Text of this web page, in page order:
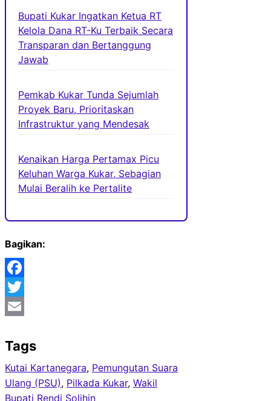
Bupati Kukar Ingatkan Ketua RT
Kelola Dana RT-Ku Terbaik Secara
Transparan dan Bertanggung
Jawab
Pemkab Kukar Tunda Sejumlah
Proyek Baru, Prioritaskan
Infrastruktur yang Mendesak
Kenaikan Harga Pertamax Picu
Keluhan Warga Kukar, Sebagian
Mulai Beralih ke Pertalite
Bagikan:
Facebook
Twitter
Tags
Kutai Kartanegara, Pemungutan Suara
Ulang (PSU), Pilkada Kukar, Wakil
Bupati Rendi Solihin